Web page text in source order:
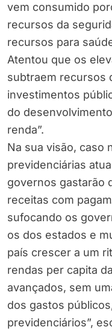
vem consumido
recursos da
recursos para
Atentou que os
subtraem recursos
investimentos
do
renda”.
Na sua visão, caso
previdenciárias
governos gastarão
receitas com
sufocando os
os dos estados e
país crescer a um
rendas per capita
avançados, sem
dos gastos
previdenciários”,